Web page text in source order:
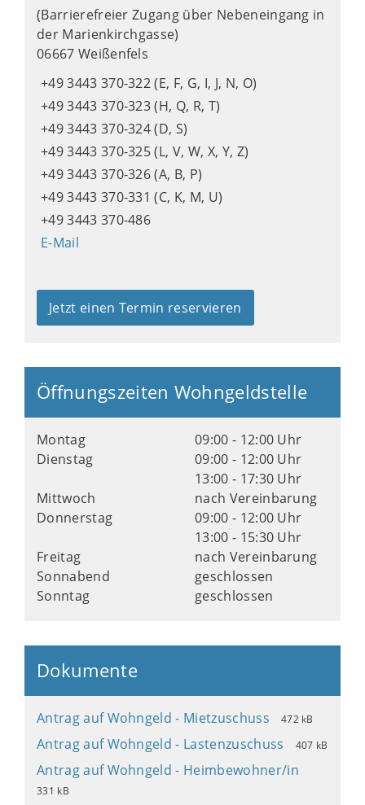
(Barrierefreier Zugang über Nebeneingang in
der Marienkirchgasse)
06667 Weißenfels
+49 3443 370-322 (E, F, G, I, J, N, O)
+49 3443 370-323 (H, Q, R, T)
+49 3443 370-324 (D, S)
+49 3443 370-325 (L, V, W, X, Y, Z)
+49 3443 370-326 (A, B, P)
+49 3443 370-331 (C, K, M, U)
+49 3443 370-486
E-Mail
Jetzt einen Termin reservieren
Öffnungszeiten Wohngeldstelle
Montag
09:00 - 12:00 Uhr
Dienstag
09:00 - 12:00 Uhr
13:00 - 17:30 Uhr
Mittwoch
nach Vereinbarung
Donnerstag
09:00 - 12:00 Uhr
13:00 - 15:30 Uhr
Freitag
nach Vereinbarung
Sonnabend
geschlossen
Sonntag
geschlossen
Dokumente
Antrag auf Wohngeld - Mietzuschuss 472 kB
Antrag auf Wohngeld - Lastenzuschuss 407 kB
Antrag auf Wohngeld - Heimbewohner/in
331 kB